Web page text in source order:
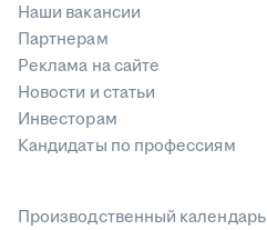
Наши вакансии
Партнерам
Реклама на сайте
Новости и статьи
Инвесторам
Кандидаты по профессиям
Производственный календарь